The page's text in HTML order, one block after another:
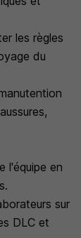
les règles
du
l'équipe en
sur
DLC et